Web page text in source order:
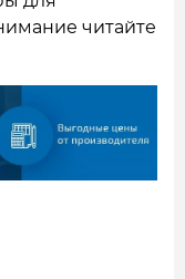
читайте